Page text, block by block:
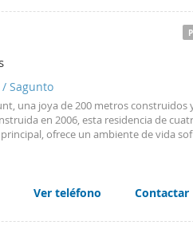
Sagunto
una joya de 200 metros construidos
en 2006, esta residencia de
ofrece un ambiente de vida
realzado por suelos que
una piscina privada, una terraza de 32
es perfecta para el entretenimiento al
de seguridad, cada detalle ha
Ver teléfono Contactar